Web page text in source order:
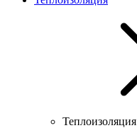
Теплоизоляция